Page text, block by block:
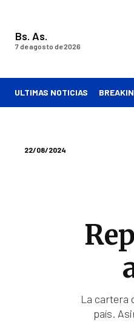
Bs. As.
7 de agosto de 2026
ULTIMAS NOTICIAS
22/08/2024
La cartera
país.